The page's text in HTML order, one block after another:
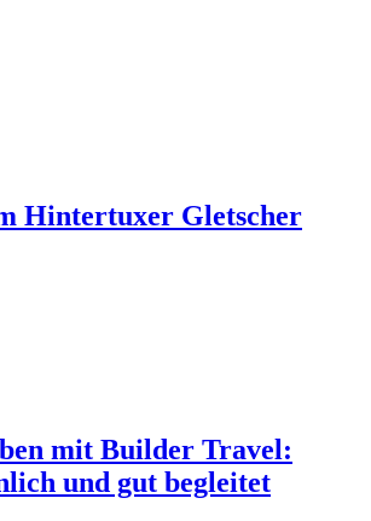
Hintertuxer Gletscher
mit Builder Travel:
und gut begleitet